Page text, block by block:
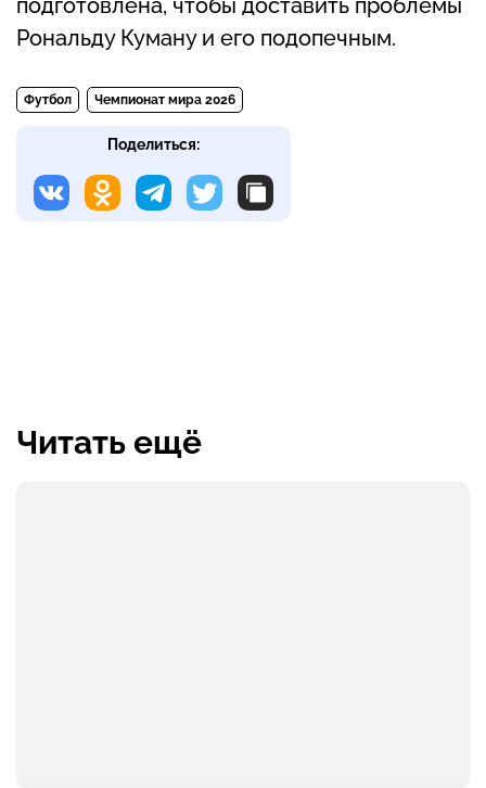
подготовлена, чтобы доставить проблемы
Рональду Куману и его подопечным.
Футбол Чемпионат мира 2026
Поделиться:
Читать ещё